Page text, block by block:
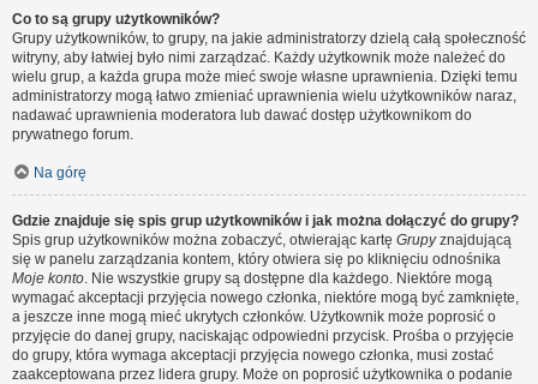
Co to są grupy użytkowników?
Grupy użytkowników, to grupy, na jakie administratorzy dzielą całą społeczność
witryny, aby łatwiej było nimi zarządzać. Każdy użytkownik może należeć do
wielu grup, a każda grupa może mieć swoje własne uprawnienia. Dzięki temu
administratorzy mogą łatwo zmieniać uprawnienia wielu użytkowników naraz,
nadawać uprawnienia moderatora lub dawać dostęp użytkownikom do
prywatnego forum.
Na górę
Gdzie znajduje się spis grup użytkowników i jak można dołączyć do grupy?
Spis grup użytkowników można zobaczyć, otwierając kartę Grupyznajdującą
się w panelu zarządzania kontem, który otwiera się po kliknięciu odnośnika
Moje konto. Nie wszystkie grupy są dostępne dla każdego. Niektóre mogą
wymagać akceptacji przyjęcia nowego członka, niektóre mogą być zamknięte,
a jeszcze inne mogą mieć ukrytych członków. Użytkownik może poprosić o
przyjęcie do danej grupy, naciskając odpowiedni przycisk. Prośba o przyjęcie
do grupy, która wymaga akceptacji przyjęcia nowego członka, musi zostać
zaakceptowana przez lidera grupy. Może on poprosić użytkownika o podanie